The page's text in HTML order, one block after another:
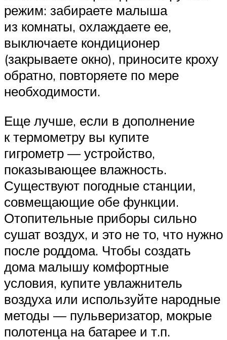
режим: забираете малыша
из комнаты, охлаждаете ее,
выключаете кондиционер
(закрываете окно), приносите кроху
обратно, повторяете по мере
необходимости.
Еще лучше, если в дополнение
к термометру вы купите
гигрометр — устройство,
показывающее влажность.
Существуют погодные станции,
совмещающие обе функции.
Отопительные приборы сильно
сушат воздух, и это не то, что нужно
после роддома. Чтобы создать
дома малышу комфортные
условия, купите увлажнитель
воздуха или используйте народные
методы — пульверизатор, мокрые
полотенца на батарее и т.п.